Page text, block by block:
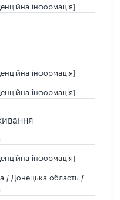
інформація]
інформація]
інформація]
інформація]
/ Донецька область /